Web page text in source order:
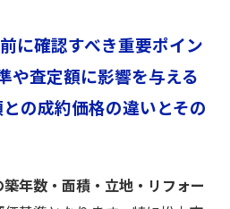
に確認すべき重要ポイン
や査定額に影響を与える
の成約価格の違いとその
年数・面積・立地・リフォー